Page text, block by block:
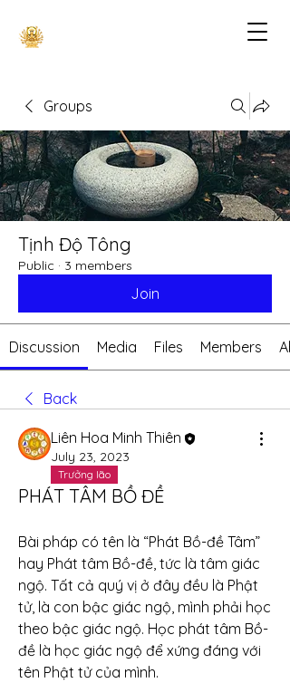
Groups
Tịnh Độ Tông
Public · 3 members
Join
Discussion Media Files Members
Back
Liên Hoa Minh Thiên
July 23, 2023
Trưởng lão
PHÁT TÂM BỒ ĐỀ
Bài pháp có tên là “Phát Bồ-đề Tâm”
hay Phát tâm Bồ-đề, tức là tâm giác
ngộ. Tất cả quý vị ở đây đều là Phật
tử, là con bậc giác ngộ, mình phải học
theo bậc giác ngộ. Học phát tâm Bồ-
đề là học giác ngộ để xứng đáng với
tên Phật tử của mình.